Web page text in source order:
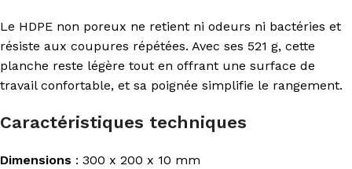
Le HDPE non poreux ne retient ni odeurs ni bactéries et
résiste aux coupures répétées. Avec ses 521 g, cette
planche reste légère tout en offrant une surface de
travail confortable, et sa poignée simplifie le rangement.
Caractéristiques techniques
Dimensions : 300 x 200 x 10 mm